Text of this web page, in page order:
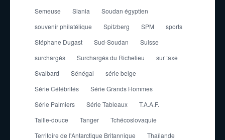
Semeuse
Slania
Soudan égyptien
souvenir philatélique
Spitzberg SPM
sports
Stéphane Dugast
Sud-Soudan
Suisse
surchargés
Surchargés du Richelieu
sur taxe
Svalbard
Sénégal
série belge
Série Célébrités
Série Grands Hommes
Série Palmiers
Série Tableaux
T.A.A.F.
Taille-douce
Tanger
Tchécoslovaquie
Territoire de l'Antarctique Britannique
Thaïlande